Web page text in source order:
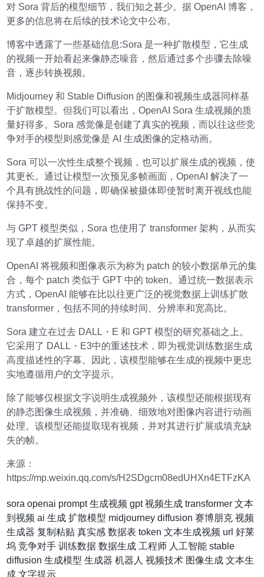
对 Sora 背后的模型细节，我们知之甚少。据 OpenAI 博客，
更多的信息将在后续的技术论文中公布。
博客中透露了一些基础信息:Sora 是一种扩散模型，它生成
的视频一开始看起来像静态噪音，然后通过多个步骤去除噪
音，逐步转换视频。
Midjourney 和 Stable Diffusion 的图像和视频生成器同样基
于扩散模型。但我们可以看出，OpenAI Sora 生成视频的质
量好得多。Sora 感觉像是创建了真实的视频，而以往这些竞
争对手的模型则感觉像是 AI 生成图像的定格动画。
Sora 可以一次性生成整个视频，也可以扩展生成的视频，使
其更长。通过让模型一次预见多帧画面，OpenAI 解决了一
个具有挑战性的问题，即确保被摄体即使暂时离开视线也能
保持不变。
与 GPT 模型类似，Sora 也使用了 transformer 架构，从而实
现了卓越的扩展性能。
OpenAI 将视频和图像表示为称为 patch 的较小数据单元的集
合，每个 patch 类似于 GPT 中的 token。通过统一数据表示
方式，OpenAI 能够在比以往更广泛的视觉数据上训练扩散
transformer，包括不同的持续时间、分辨率和宽高比。
Sora 建立在过去 DALL・E 和 GPT 模型的研究基础之上。
它采用了 DALL・E3中的重述技术，即为视觉训练数据生成
高度描述性的字幕。因此，该模型能够在生成的视频中更忠
实地遵循用户的文字提示。
除了能够仅根据文字说明生成视频外，该模型还能根据现有
的静态图像生成视频，并准确、细致地对图像内容进行动画
处理。该模型还能提取现有视频，并对其进行扩展或填充缺
失的帧。
来源：
https://mp.weixin.qq.com/s/H2SDgcm08edUHXn4ETFzKA
sora openai prompt 生成视频 gpt 视频生成 transformer 文本
到视频 ai 生成 扩散模型 midjourney diffusion 赛博朋克 视频
生成器 复制粘贴 真实感 数据表 token 文本生成视频 url 好莱
坞 竞争对手 训练数据 数据生成 工程师 人工智能 stable
diffusion 生成模型 生成器 机器人 视频技术 图像生成 文本生
成 文字提示